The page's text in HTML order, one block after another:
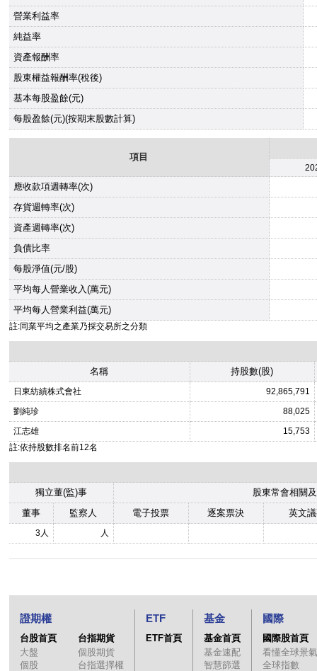
營業利益率
純益率
資產報酬率
股東權益報酬率(稅後)
基本每股盈餘(元)
每股盈餘(元)(按期末股數計算)
項目
應收款項週轉率(次)
存貨週轉率(次)
資產週轉率(次)
負債比率
每股淨值(元/股)
平均每人營業收入(萬元)
平均每人營業利益(萬元)
註:同業平均之產業乃採交易所之分類
名稱 持股數(股)
日東紡績株式會社
92,865,791
劉純珍
88,025
江志雄
15,753
註:依持股數排名前12名
獨立董(監)事
股東常會相關
董事
監察人 電子投票 逐案票決 英文
3人 人
證期權
台股首頁
大盤
個股
台指期貨
個股期貨
台指選擇權
ETF
ETF首頁
基金
基金首頁
基金速配
智慧篩選
國際
國際股首頁
看懂全球景氣
全球指數